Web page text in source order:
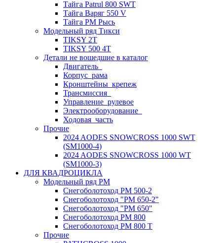
Тайга Patrul 800 SWT
Тайга Варяг 550 V
Тайга РМ Рысь
Модельный ряд Тикси
TIKSY 2T
TIKSY 500 4T
Детали не вошедшие в каталог
Двигатель_
Корпус_рама
Кронштейны_крепеж
Трансмиссия_
Управление_рулевое
Электрооборудование_
Ходовая_часть
Прочие
2024 AODES SNOWCROSS 1000 SWT
(SM1000-4)
2024 AODES SNOWCROSS 1000 WT
(SM1000-3)
ДЛЯ КВАДРОЦИКЛА
Модельный ряд РМ
Снегоболотоход РМ 500-2
Снегоболотоход "РМ 650-2"
Снегоболотоход "РМ 650"
Снегоболотоход РМ 800
Снегоболотоход РМ 800 Т
Прочие